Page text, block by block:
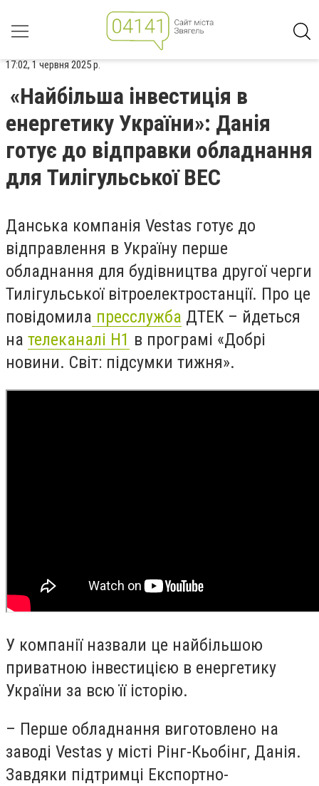
17:02, 1 червня 2025 р.
«Найбільша інвестиція в
енергетику України»: Данія
готує до відправки обладнання
для Тилігульської ВЕС
Данська компанія Vestas готує до
відправлення в Україну перше
обладнання для будівництва другої черги
Тилігульської вітроелектростанції. Про це
повідомила пресслужба ДТЕК – йдеться
на телеканалі Н1 в програмі «Добрі
новини. Світ: підсумки тижня».
У компанії назвали це найбільшою
приватною інвестицією в енергетику
України за всю її історію.
– Перше обладнання виготовлено на
заводі Vestas у місті Рінг-Кьобінг, Данія.
Завдяки підтримці Експортно-